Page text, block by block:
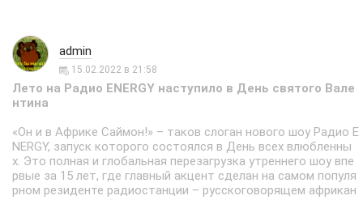
admin
15.02.2022 в 21:58
Лето на Радио ENERGY наступило в День святого Вале
нтина
«Он и в Африке Саймон!» – таков слоган нового шоу Радио E
NERGY, запуск которого состоялся в День всех влюбленны
х. Это полная и глобальная перезагрузка утреннего шоу впе
рвые за 15 лет, где главный акцент сделан на самом популя
рном резиденте радиостанции – русскоговорящем африкан